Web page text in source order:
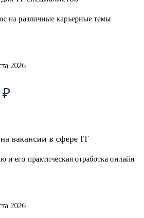
на различные карьерные темы
2026
₽
вакансии в сфере IT
и его практическая отработка онлайн
2026